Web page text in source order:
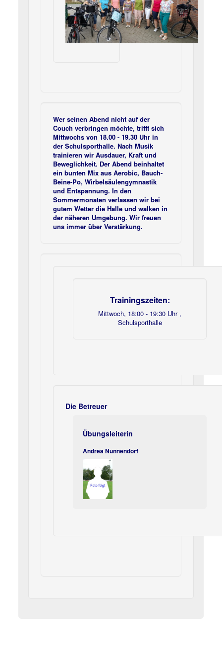
Wer seinen Abend nicht auf der
Couch verbringen möchte, trifft sich
Mittwochs von 18.00 - 19.30 Uhr in
der Schulsporthalle. Nach Musik
trainieren wir Ausdauer, Kraft und
Beweglichkeit. Der Abend beinhaltet
ein bunten Mix aus Aerobic, Bauch-
Beine-Po, Wirbelsäulengymnastik
und Entspannung. In den
Sommermonaten verlassen wir bei
gutem Wetter die Halle und walken in
der näheren Umgebung. Wir freuen
uns immer über Verstärkung.
Trainingszeiten:
Mittwoch, 18:00 - 19:30 Uhr ,
Schulsporthalle
Die Betreuer
Übungsleiterin
Andrea Nunnendorf